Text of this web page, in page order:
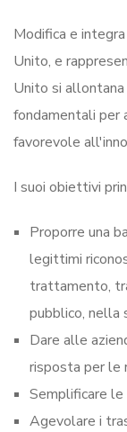
Modifica e
Unito, e
Unito si
fondamentali per
favorevole
I suoi obiettivi
Proporre una
legittimi
trattamento,
pubblico, nella
Dare alle
risposta per le
Semplificare le
Agevolare i